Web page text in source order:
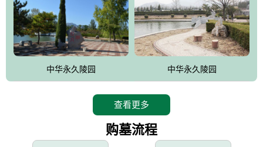
中华永久陵园 中华永久陵园
查看更多
购墓流程